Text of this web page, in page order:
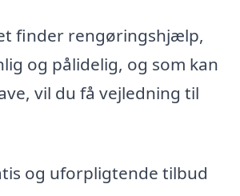
finder rengøringshjælp,
og pålidelig, og som kan
vil du få vejledning til
og uforpligtende tilbud